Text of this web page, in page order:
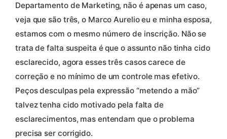
Departamento de Marketing, não é apenas um caso,
veja que são três, o Marco Aurelio eu e minha esposa,
estamos com o mesmo número de inscrição. Não se
trata de falta suspeita é que o assunto não tinha cido
esclarecido, agora esses três casos carece de
correção e no mínimo de um controle mas efetivo.
Peços desculpas pela expressão “metendo a mão”
talvez tenha cido motivado pela falta de
esclarecimentos, mas entendam que o problema
precisa ser corrigido.